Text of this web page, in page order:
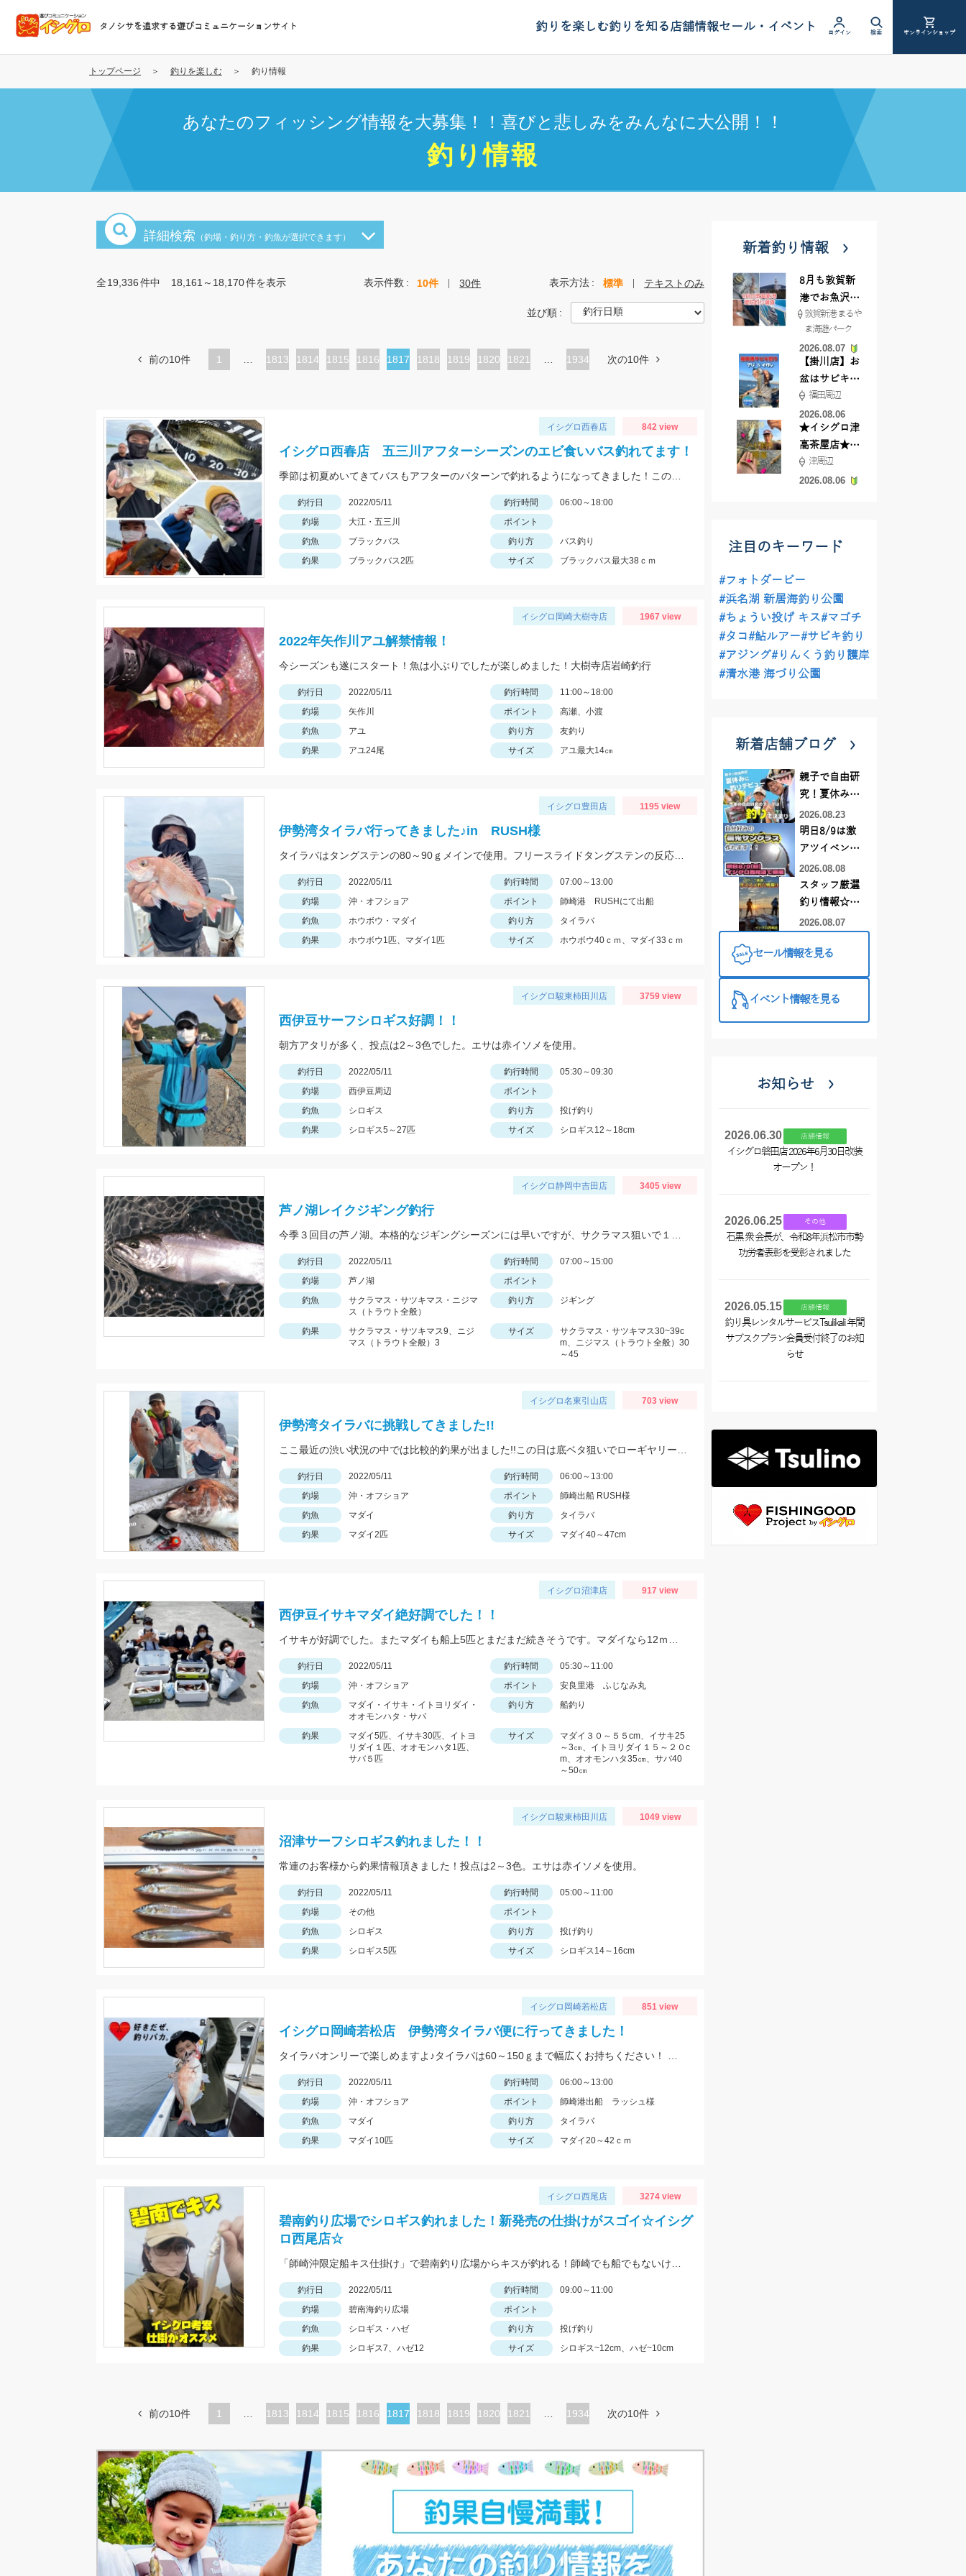
コ
テ
タノシサを追求する遊びコミュニケーションサイト 釣りを楽しむ釣りを知る店舗情報セール・イベント ログイン 検索 オンラインショップ
トップページ 釣りを楽しむ 釣り情報
あなたのフィッシング情報を大募集！！喜びと悲しみをみんなに大公開！！
釣り情報
詳細検索 （釣場・釣り方・釣魚が選択できます）
全19,336件中 18,161～18,170件を表示 表示件数 10件 30件 表示方法 標準 テキストのみ
並び順
前の10件 1
ペ
1813
ペ
1814
ペ
1815
ペ
1816
カ
ペ
1817
ペ
1818
ペ
1819
ペ
1820
ペ
1821 1934 次の10件
イシグロ西春店 842 view
イシグロ西春店 五三川アフターシーズンのエビ食いバス釣れてます！
釣行日 2022/05/11 釣行時間
06:00～18:00
釣場
大江・五三川
ポイント
釣魚
ブラックバス 釣り方
バス釣り
釣果
ブラックバス2匹 サイズ ブラックバス最大38ｃｍ
イシグロ岡崎大樹寺店 1967 view
2022年矢作川アユ解禁情報！
今シーズンも遂にスタート！魚は小ぶりでしたが楽しめました！大樹寺店岩崎釣行
釣行日 2022/05/11 釣行時間
11:00～18:00
釣場
矢作川 ポイント
高瀬、小渡
釣魚
アユ 釣り方
友釣り
釣果
アユ24尾 サイズ アユ最大14㎝
イシグロ豊田店 1195 view
伊勢湾タイラバ行ってきました♪in RUSH様
釣行日 2022/05/11 釣行時間
07:00～13:00
釣場
沖・オフショア ポイント
師崎港 RUSHにて出船
釣魚
ホウボウ・マダイ 釣り方
タイラバ
釣果
ホウボウ1匹、マダイ1匹 サイズ ホウボウ40ｃｍ、マダイ33ｃｍ
イシグロ駿東柿田川店 3759 view
西伊豆サーフシロギス好調！！
朝方アタリが多く、投点は2～3色でした。エサは赤イソメを使用。
釣行日 2022/05/11 釣行時間
05:30～09:30
釣場
西伊豆周辺
ポイント
釣魚
シロギス 釣り方
投げ釣り
釣果
シロギス5～27匹 サイズ シロギス12～18cm
イシグロ静岡中吉田店 3405 view
芦ノ湖レイクジギング釣行
釣行日 2022/05/11 釣行時間
07:00～15:00
釣場
芦ノ湖
ポイント
釣魚
サクラマス・サツキマス・ニジマ
ス（トラウト全般）
釣り方 ジギング
釣果
サクラマス・サツキマス9、ニジ
マス（トラウト全般）3
サイズ
サクラマス・サツキマス30~39c
m、ニジマス（トラウト全般）30
～45
イシグロ名東引山店 703 view
伊勢湾タイラバに挑戦してきました!!
釣行日 2022/05/11 釣行時間
06:00～13:00
釣場
沖・オフショア ポイント
師崎出船 RUSH様
釣魚
マダイ 釣り方
タイラバ
釣果
マダイ2匹 サイズ マダイ40～47cm
イシグロ沼津店 917 view
西伊豆イサキマダイ絶好調でした！！
釣行日 2022/05/11 釣行時間
05:30～11:00
釣場
沖・オフショア ポイント
安良里港 ふじなみ丸
釣魚
マダイ・イサキ・イトヨリダイ・
オオモンハタ・サバ
釣り方 船釣り
釣果
マダイ5匹、イサキ30匹、イトヨ
リダイ１匹、オオモンハタ1匹、
サバ５匹
サイズ
マダイ３０～５５cm、イサキ25
～3㎝、イトヨリダイ１５～２０c
m、オオモンハタ35㎝、サバ40
～50㎝
イシグロ駿東柿田川店 1049 view
沼津サーフシロギス釣れました！！
常連のお客様から釣果情報頂きました！投点は2～3色。エサは赤イソメを使用。
釣行日 2022/05/11 釣行時間
05:00～11:00
釣場
その他
ポイント
釣魚
シロギス 釣り方
投げ釣り
釣果
シロギス5匹 サイズ シロギス14～16cm
イシグロ岡崎若松店 851 view
イシグロ岡崎若松店 伊勢湾タイラバ便に行ってきました！
釣行日 2022/05/11 釣行時間
06:00～13:00
釣場
沖・オフショア ポイント
師崎港出船 ラッシュ様
釣魚
マダイ 釣り方
タイラバ
釣果
マダイ10匹 サイズ マダイ20～42ｃｍ
イシグロ西尾店 3274 view
碧南釣り広場でシロギス釣れました！新発売の仕掛けがスゴイ☆イシグ
ロ西尾店☆
釣行日 2022/05/11 釣行時間
09:00～11:00
釣場
碧南海釣り広場
ポイント
釣魚
シロギス・ハゼ 釣り方
投げ釣り
釣果
シロギス7、ハゼ12 サイズ シロギス~12cm、ハゼ~10cm
前の10件 1
ペ
1813
ペ
ジ
1814
ペ
1815
ペ
1816
カ
ト
ジ
1817
ペ
1818
ペ
1819
ペ
1820
ペ
1821 1934 次の10件
新着釣り情報
8月も敦賀新
港でお魚沢山
♪ イシグロ彦
根店
敦賀新港 まるや
ま海遊パーク
2026.08.07
【掛川店】お
盆はサビキ釣
りいきません
か?
福田周辺
2026.08.06
★イシグロ津
高茶屋店★津
近郊ハゼ釣れ
てます！
津周辺
2026.08.06
注目のキーワード
#フォトダービー
#浜名湖 新居海釣り公園
#ちょうい投げ キス#マゴチ
#タコ#鮎ルアー#サビキ釣り
#アジング#りんくう釣り護岸
#清水港 海づり公園
新着店舗ブログ
親子で自由研
究！夏休みに
釣りデビュー
2026.08.23
明日8/9は激
アツイベント
日！！！～オ
ーダー偏光グ
ラス受注会～
2026.08.08
スタッフ厳選
釣り情報☆彡
連休は何釣り
♪【イシグロ
2026.08.07
セール情報を見る
イベント情報を見る
お知らせ
2026.06.30 店舗情報
イシグロ磐田店 2026年6月30日改装
オープン！
2026.06.25 その他
石黒 衆 会長が、令和8年浜松市市勢
功労者表彰を受彰されました
2026.05.15 店舗情報
釣り具レンタルサービスTsulikali 年間
サブスクプラン会員受付終了のお知
らせ